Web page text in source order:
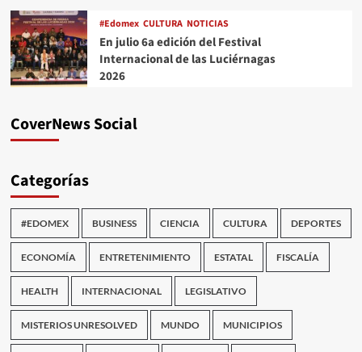
#Edomex CULTURA NOTICIAS
En julio 6a edición del Festival
Internacional de las Luciérnagas
2026
CoverNews Social
Categorías
#EDOMEX BUSINESS CIENCIA CULTURA DEPORTES
ECONOMÍA ENTRETENIMIENTO ESTATAL FISCALÍA
HEALTH INTERNACIONAL LEGISLATIVO
MISTERIOS UNRESOLVED MUNDO MUNICIPIOS